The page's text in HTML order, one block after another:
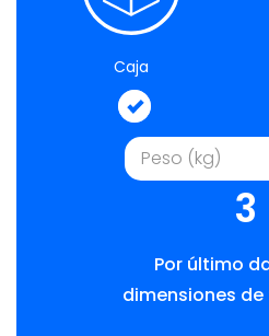
Caja
3
Por último
dimensiones